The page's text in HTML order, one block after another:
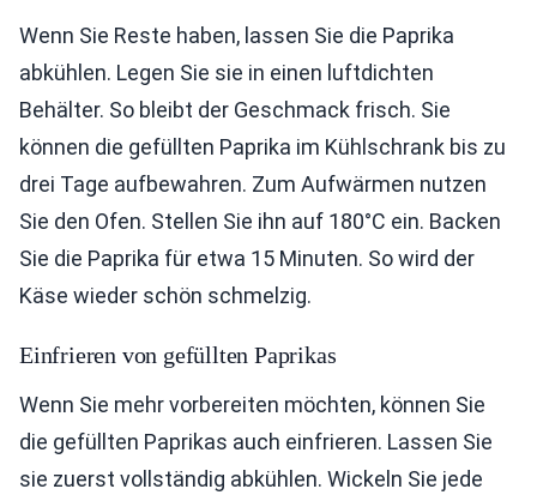
Wenn Sie Reste haben, lassen Sie die Paprika
abkühlen. Legen Sie sie in einen luftdichten
Behälter. So bleibt der Geschmack frisch. Sie
können die gefüllten Paprika im Kühlschrank bis zu
drei Tage aufbewahren. Zum Aufwärmen nutzen
Sie den Ofen. Stellen Sie ihn auf 180°C ein. Backen
Sie die Paprika für etwa 15 Minuten. So wird der
Käse wieder schön schmelzig.
Einfrieren von gefüllten Paprikas
Wenn Sie mehr vorbereiten möchten, können Sie
die gefüllten Paprikas auch einfrieren. Lassen Sie
sie zuerst vollständig abkühlen. Wickeln Sie jede